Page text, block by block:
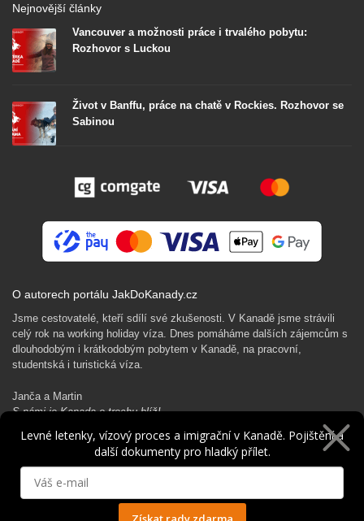
Nejnovější články
Vancouver a možnosti práce i trvalého pobytu:
Rozhovor s Luckou
Život v Banffu, práce na chatě v Rockies. Rozhovor se
Sabinou
O autorech portálu JakDoKanady.cz
Jsme cestovatelé, kteří sdílí své zkušenosti. V Kanadě jsme strávili
celý rok na working holiday víza. Dnes pomáháme dalších zájemcům s
dlouhodobým i krátkodobým pobytem v Kanadě, na pracovní,
studentská i turistická víza.
Janča a Martin
S námi je Kanada o trochu blíž!
Rádi Ti pomůžeme s kanadským dobrodružstvím…
Levné letenky, vízový proces a imigrační v Kanadě. Pojištění a
další dokumenty pro hladký přílet.